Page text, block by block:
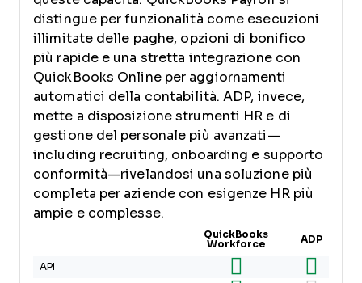
distingue per funzionalità come esecuzioni
illimitate delle paghe, opzioni di bonifico
più rapide e una stretta integrazione con
QuickBooks Online per aggiornamenti
automatici della contabilità. ADP, invece,
mette a disposizione strumenti HR e di
gestione del personale più avanzati—
including recruiting, onboarding e supporto
conformità—rivelandosi una soluzione più
completa per aziende con esigenze HR più
ampie e complesse.
QuickBooks
Workforce
ADP
API